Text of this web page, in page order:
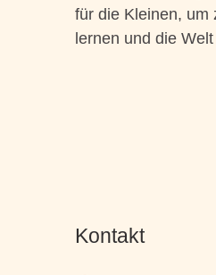
für die Kleinen, um
lernen und die
Kontakt